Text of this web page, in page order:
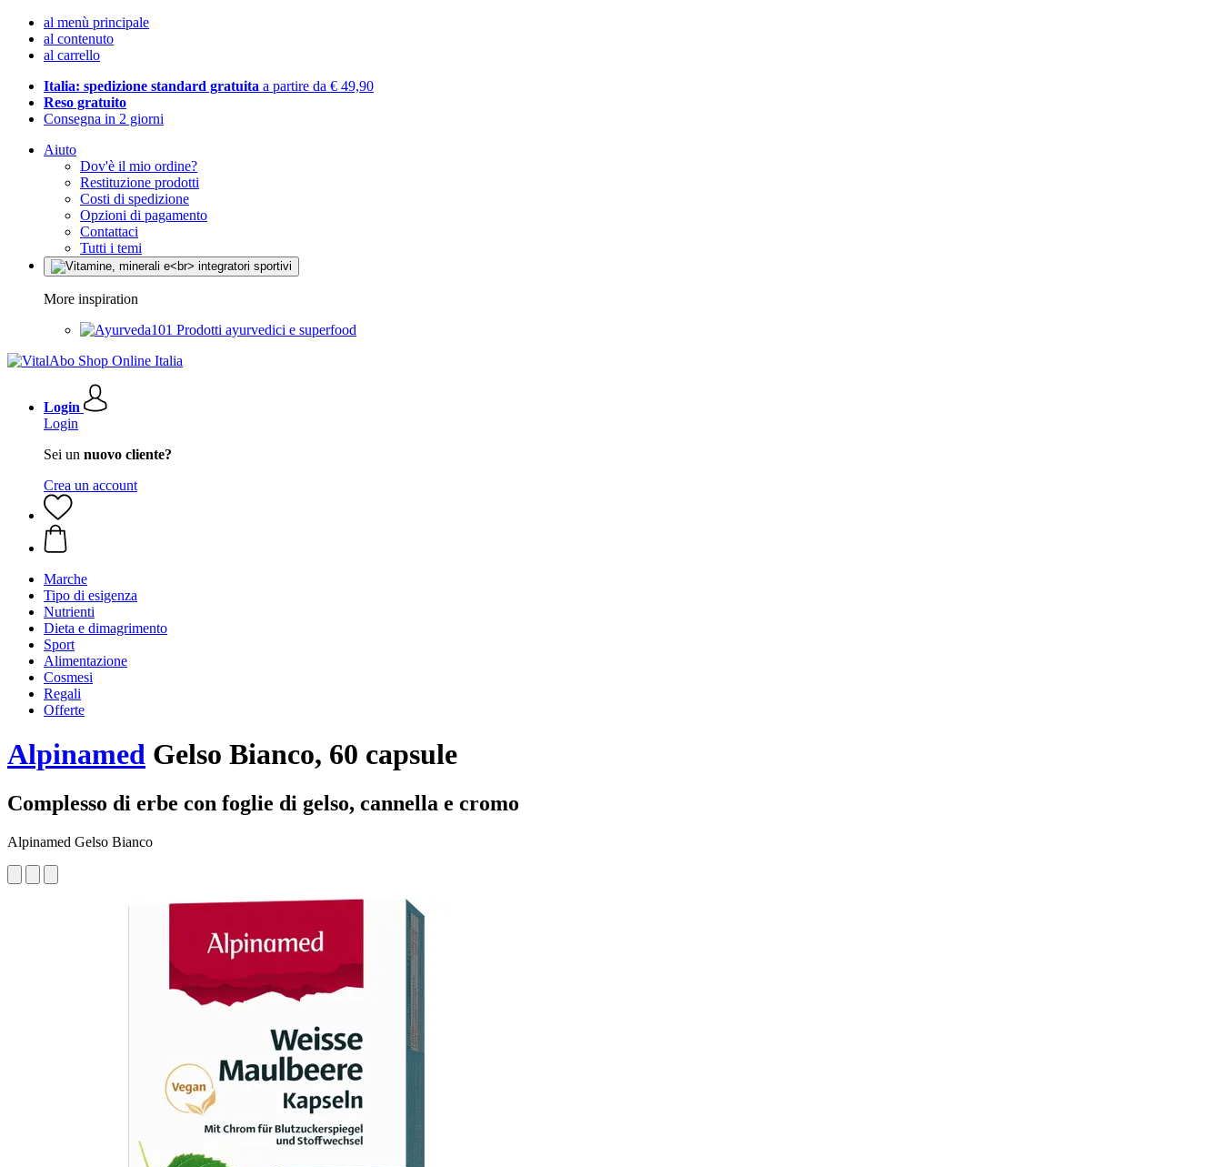
al menù principale
al contenuto
al carrello
Italia: spedizione standard gratuita a partire da € 49,90
Reso gratuito
Consegna in 2 giorni
Aiuto
Dov'è il mio ordine?
Restituzione prodotti
Costi di spedizione
Opzioni di pagamento
Contattaci
Tutti i temi
More inspiration
Prodotti ayurvedici e superfood
Login
Login
Sei un nuovo cliente?
Crea un account
Marche
Tipo di esigenza
Nutrienti
Dieta e dimagrimento
Sport
Alimentazione
Cosmesi
Regali
Offerte
Alpinamed Gelso Bianco, 60 capsule
Complesso di erbe con foglie di gelso, cannella e cromo
Alpinamed Gelso Bianco